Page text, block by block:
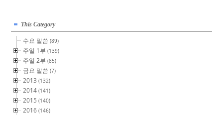
This Category
수요 말씀(89)
주일 1부(139)
주일 2부(85)
금요 말씀(7)
2013(132)
2014(141)
2015(140)
2016(146)